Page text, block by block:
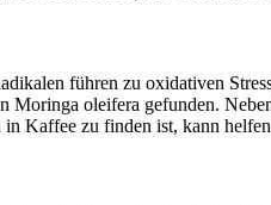
führen zu oxidativen
oleifera gefunden.
Kaffee zu finden ist, kann